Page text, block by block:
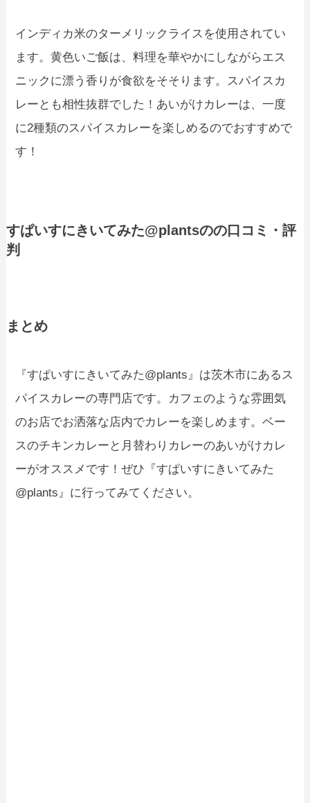
インディカ米のターメリックライスを使用されてい
ます。黄色いご飯は、料理を華やかにしながらエス
ニックに漂う香りが食欲をそそります。スパイスカ
レーとも相性抜群でした！あいがけカレーは、一度
に2種類のスパイスカレーを楽しめるのでおすすめで
す！
すぱいすにきいてみた@plantsのの口コミ・評
判
まとめ
『すぱいすにきいてみた@plants』は茨木市にあるス
パイスカレーの専門店です。カフェのような雰囲気
のお店でお洒落な店内でカレーを楽しめます。ベー
スのチキンカレーと月替わりカレーのあいがけカレ
ーがオススメです！ぜひ『すぱいすにきいてみた
@plants』に行ってみてください。